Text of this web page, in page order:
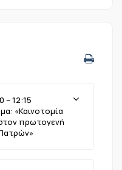
– 12:15
«Καινοτομία
πρωτογενή